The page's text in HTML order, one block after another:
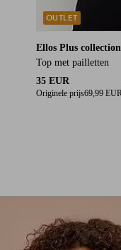
Ellos Plus collection
Top met pailletten
35 EUR
Originele prijs69,99
OUTLET
favorieten